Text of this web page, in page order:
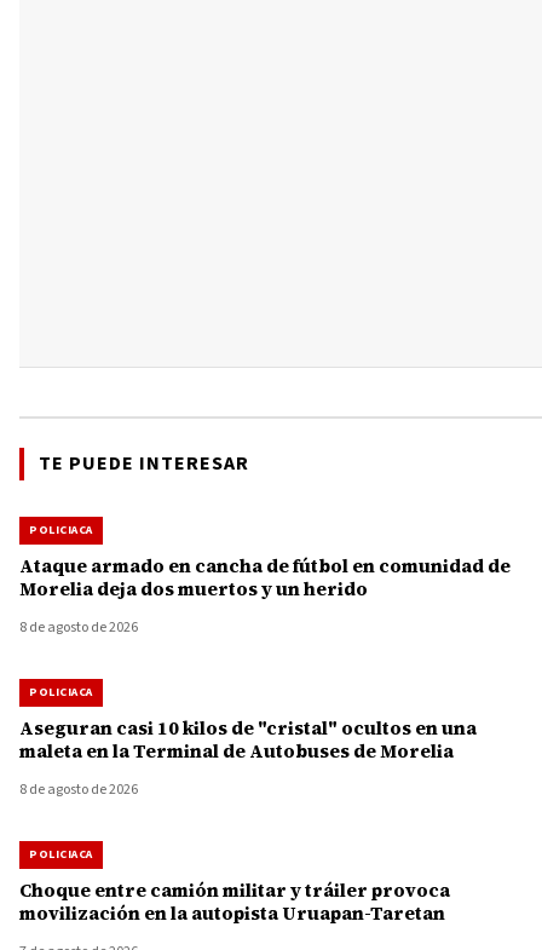
TE PUEDE INTERESAR
POLICIACA
Ataque armado en cancha de fútbol en comunidad de
Morelia deja dos muertos y un herido
8 de agosto de 2026
POLICIACA
Aseguran casi 10 kilos de "cristal" ocultos en una
maleta en la Terminal de Autobuses de Morelia
8 de agosto de 2026
POLICIACA
Choque entre camión militar y tráiler provoca
movilización en la autopista Uruapan-Taretan